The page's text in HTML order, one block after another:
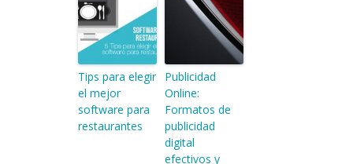
Tips para elegir
el mejor
software para
restaurantes
Publicidad
Online:
Formatos de
publicidad
digital
efectivos y